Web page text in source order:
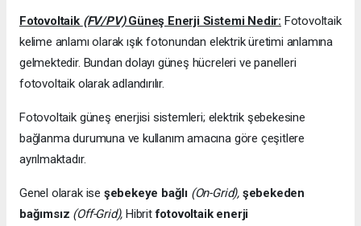
Fotovoltaik (FV/PV)Güneş Enerji Sistemi Nedir: Fotovoltaik
kelime anlamı olarak ışık fotonundan elektrik üretimi anlamına
gelmektedir. Bundan dolayı güneş hücreleri ve panelleri
fotovoltaik olarak adlandırılır.
Fotovoltaik güneş enerjisi sistemleri; elektrik şebekesine
bağlanma durumuna ve kullanım amacına göre çeşitlere
ayrılmaktadır.
Genel olarak ise şebekeye bağlı (On-Grid), şebekeden
bağımsız (Off-Grid), Hibritfotovoltaik enerji